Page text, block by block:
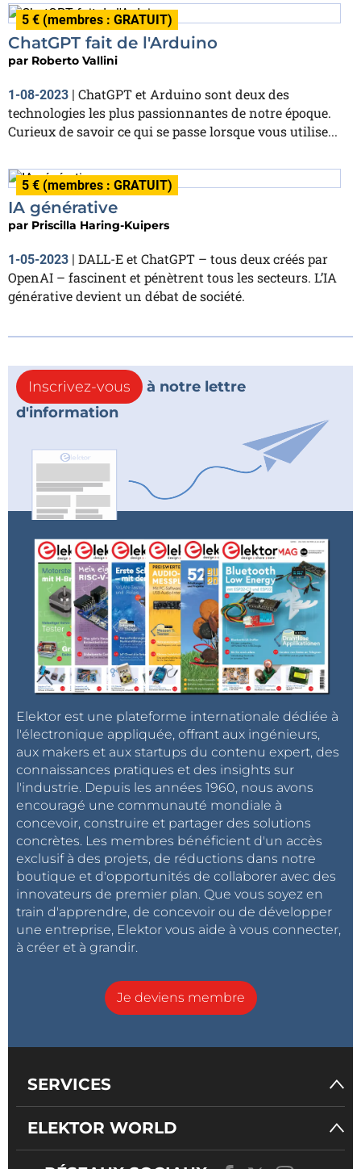
5 € (membres : GRATUIT)
ChatGPT fait de l'Arduino
par Roberto Vallini
1-08-2023 | ChatGPT et Arduino sont deux des
technologies les plus passionnantes de notre époque.
Curieux de savoir ce qui se passe lorsque vous utilise...
5 € (membres : GRATUIT)
IA générative
par Priscilla Haring-Kuipers
1-05-2023
DALL-E et ChatGPT – tous deux créés par
OpenAI – fascinent et pénètrent tous les secteurs. L’IA
générative devient un débat de société.
Inscrivez-vous
à notre lettre
d'information
Elektor est une plateforme internationale dédiée à
l'électronique appliquée, offrant aux ingénieurs,
aux makers et aux startups du contenu expert, des
connaissances pratiques et des insights sur
l'industrie. Depuis les années 1960, nous avons
encouragé une communauté mondiale à
concevoir, construire et partager des solutions
concrètes. Les membres bénéficient d'un accès
exclusif à des projets, de réductions dans notre
boutique et d'opportunités de collaborer avec des
innovateurs de premier plan. Que vous soyez en
train d'apprendre, de concevoir ou de développer
une entreprise, Elektor vous aide à vous connecter,
à créer et à grandir.
Je deviens membre
SERVICES
ELEKTOR WORLD